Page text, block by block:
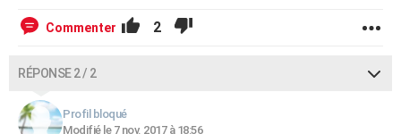
Commenter 2
RÉPONSE 2 / 2
Profil bloqué
Modifié le 7 nov. 2017 à 18:56